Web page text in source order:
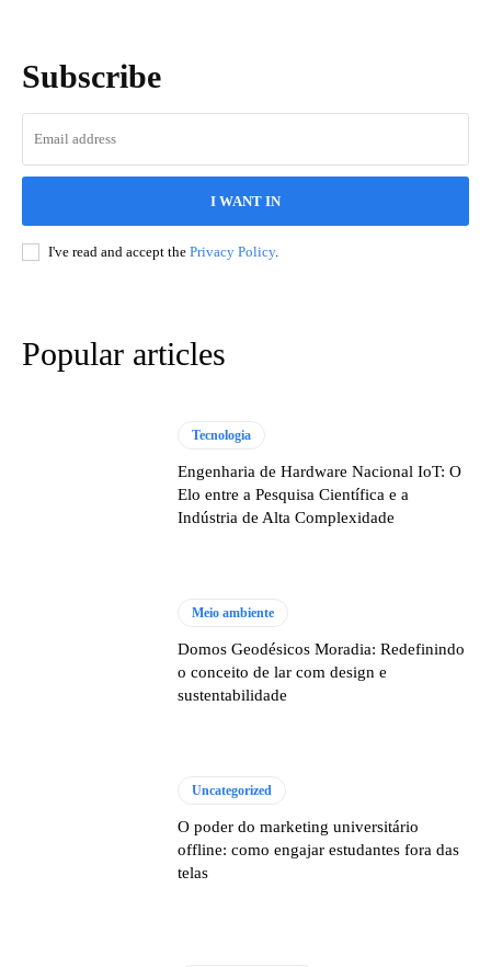
Subscribe
I WANT IN
I've read and accept the Privacy Policy.
Popular articles
Tecnologia
Engenharia de Hardware Nacional IoT: O
Elo entre a Pesquisa Científica e a
Indústria de Alta Complexidade
Meio ambiente
Domos Geodésicos Moradia: Redefinindo
o conceito de lar com design e
sustentabilidade
Uncategorized
O poder do marketing universitário
offline: como engajar estudantes fora das
telas